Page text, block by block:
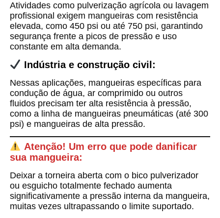
Atividades como pulverização agrícola ou lavagem
profissional exigem mangueiras com resistência
elevada, como 450 psi ou até 750 psi, garantindo
segurança frente a picos de pressão e uso
constante em alta demanda.
Indústria e construção civil:
Nessas aplicações, mangueiras específicas para
condução de água, ar comprimido ou outros
fluidos precisam ter alta resistência à pressão,
como a linha de mangueiras pneumáticas (até 300
psi) e mangueiras de alta pressão.
Atenção! Um erro que pode danificar
sua mangueira:
Deixar a torneira aberta com o bico pulverizador
ou esguicho totalmente fechado aumenta
significativamente a pressão interna da mangueira,
muitas vezes ultrapassando o limite suportado.